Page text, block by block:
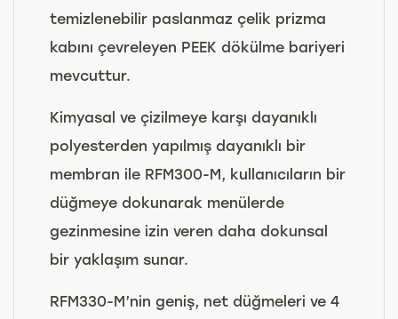
temizlenebilir paslanmaz çelik prizma
kabını çevreleyen PEEK dökülme bariyeri
mevcuttur.
Kimyasal ve çizilmeye karşı dayanıklı
polyesterden yapılmış dayanıklı bir
membran ile RFM300-M, kullanıcıların bir
düğmeye dokunarak menülerde
gezinmesine izin veren daha dokunsal
bir yaklaşım sunar.
RFM330-M’nin geniş, net düğmeleri ve 4